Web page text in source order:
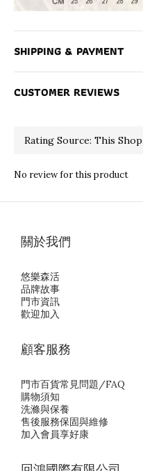
SHIPPING & PAYMENT
CUSTOMER REVIEWS
No review for this product
關於我們
悠樂森活
品牌故事
門市資訊
歡迎加入
顧客服務
門市百貨常見問題/FAQ
購物須知
洗滌與保養
售後服務保固與維修
加入會員享好康